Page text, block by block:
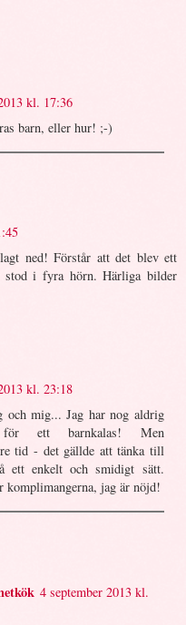
kl. 17:36
barn, eller hur! ;-)
ned! Förstår att det blev ett
stod i fyra hörn. Härliga bilder
kl. 23:18
mig... Jag har nog aldrig
ett barnkalas! Men
tid - det gällde att tänka till
ett enkelt och smidigt sätt.
jag är nöjd!
4 september 2013 kl.